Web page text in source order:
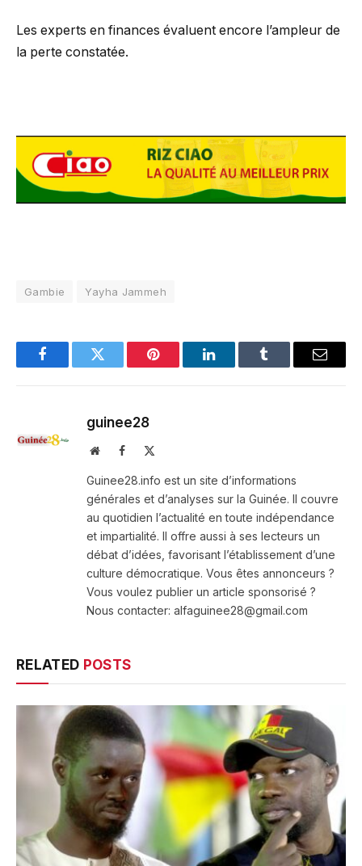
Les experts en finances évaluent encore l’ampleur de
la perte constatée.
Gambie Yayha Jammeh
FacebookTwitter Pinterest LinkedInTumblr Email
guinee28
WebsiteFacebook
Guinee28.info est un site d’informations
générales et d’analyses sur la Guinée. Il couvre
au quotidien l’actualité en toute indépendance
et impartialité. Il offre aussi à ses lecteurs un
débat d’idées, favorisant l’établissement d’une
culture démocratique. Vous êtes annonceurs ?
Vous voulez publier un article sponsorisé ?
Nous contacter: alfaguinee28@gmail.com
RELATED POSTS